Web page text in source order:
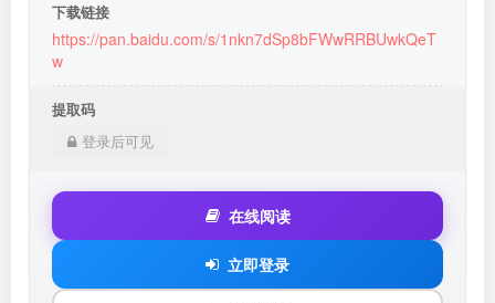
下载链接
https://pan.baidu.com/s/1nkn7dSp8bFWwRRBUwkQeT
w
提取码
登录后可见
在线阅读
立即登录